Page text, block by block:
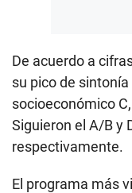
De acuerdo a
su pico de
socioeconómico
Siguieron el A/B y
respectivamente.
El programa más